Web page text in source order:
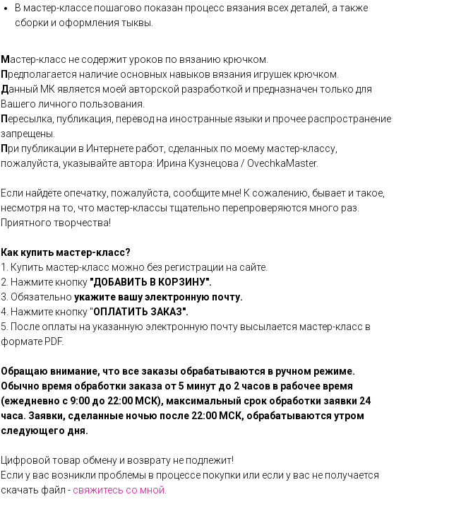
В мастер-классе пошагово показан процесс вязания всех деталей, а также
сборки и оформления тыквы.
М астер-класс не содержит уроков по вязанию крючком.
П редполагается наличие основных навыков вязания игрушек крючком.
Данный МК является моей авторской разработкой и предназначен только для
Вашего личного пользования.
П ересылка, публикация, перевод на иностранные языки и прочее распространение
запрещены.
П ри публикации в Интернете работ, сделанных по моему мастер-классу,
пожалуйста, указывайте автора: Ирина Кузнецова / OvechkaMaster.
Если найдёте опечатку, пожалуйста, сообщите мне! К сожалению, бывает и такое,
несмотря на то, что мастер-классы тщательно перепроверяются много раз.
Приятного творчества!
Как купить мастер-класс?
1. Купить мастер-класс можно без регистрации на сайте.
2. Нажмите кнопку "ДОБАВИТЬ В КОРЗИНУ".
3. Обязательно укажите вашу электронную почту.
4. Нажмите кнопку "ОПЛАТИТЬ ЗАКАЗ".
5. После оплаты на указанную электронную почту высылается мастер-класс в
формате PDF.
Обращаю внимание, что все заказы обрабатываются в ручном режиме.
Обычно время обработки заказа от 5 минут до 2 часов в рабочее время
(ежедневно с 9:00 до 22:00 МСК), максимальный срок обработки заявки 24
часа. Заявки, сделанные ночью после 22:00 МСК, обрабатываются утром
следующего дня.
Цифровой товар обмену и возврату не подлежит!
Если у вас возникли проблемы в процессе покупки или если у вас не получается
скачать файл - свяжитесь со мной.